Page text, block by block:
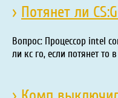
› Потянет ли
Вопрос: Процессор intel
ли кс го, если потянет то